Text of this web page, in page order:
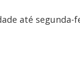
até segunda-